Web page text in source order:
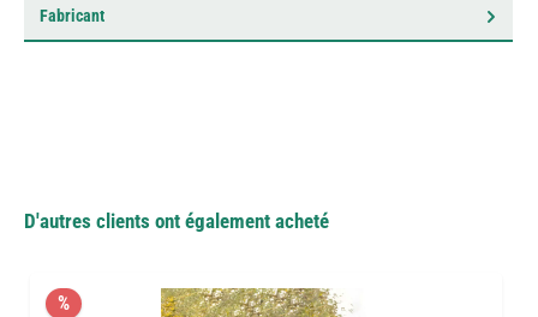
Fabricant
D'autres clients ont également acheté
%